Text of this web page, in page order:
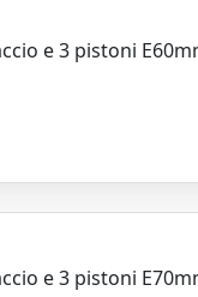
e 3 pistoni
e 3 pistoni